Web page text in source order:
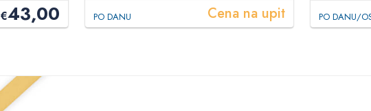
€43,00 PO DANU Cena na upit PO DANU/